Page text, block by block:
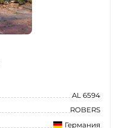
AL 6594
ROBERS
Германия